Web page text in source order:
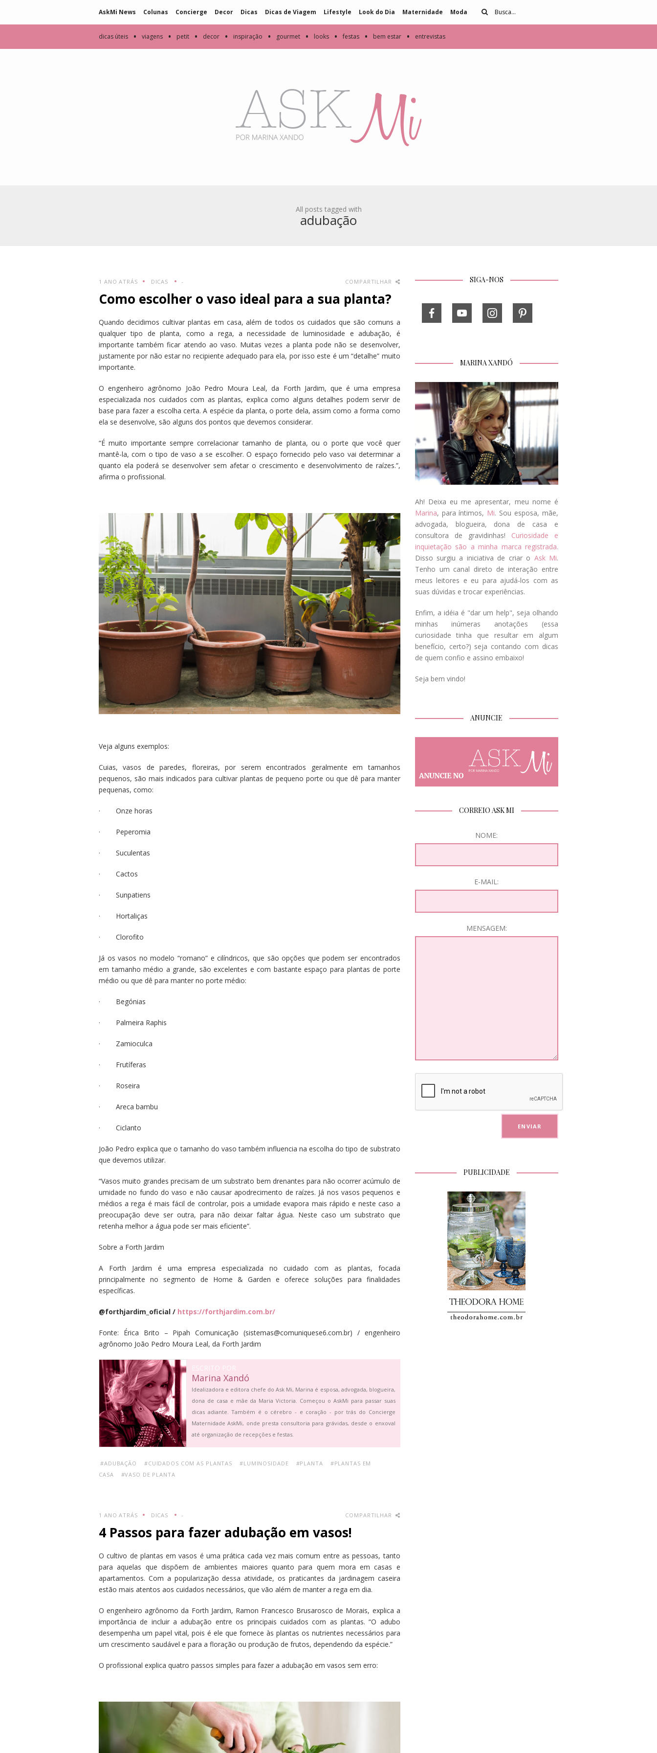
AskMi News Colunas Concierge Decor Dicas Dicas de Viagem Lifestyle Look do Dia Maternidade Moda
dicas úteis • viagens • petit • decor • inspiração • gourmet • looks • festas • bem estar • entrevistas
All posts tagged with
adubação
1 ANO ATRÁS DICAS - COMPARTILHAR
Como escolher o vaso ideal para a sua planta?
Quando decidimos cultivar plantas em casa, além de todos os cuidados que são comuns a
qualquer tipo de planta, como a rega, a necessidade de luminosidade e adubação, é
importante também ficar atendo ao vaso. Muitas vezes a planta pode não se desenvolver,
justamente por não estar no recipiente adequado para ela, por isso este é um “detalhe” muito
importante.
O engenheiro agrônomo João Pedro Moura Leal, da Forth Jardim, que é uma empresa
especializada nos cuidados com as plantas, explica como alguns detalhes podem servir de
base para fazer a escolha certa. A espécie da planta, o porte dela, assim como a forma como
ela se desenvolve, são alguns dos pontos que devemos considerar.
“É muito importante sempre correlacionar tamanho de planta, ou o porte que você quer
mantê-la, com o tipo de vaso a se escolher. O espaço fornecido pelo vaso vai determinar a
quanto ela poderá se desenvolver sem afetar o crescimento e desenvolvimento de raízes.”,
afirma o profissional.
Veja alguns exemplos:
Cuias, vasos de paredes, floreiras, por serem encontrados geralmente em tamanhos
pequenos, são mais indicados para cultivar plantas de pequeno porte ou que dê para manter
pequenas, como:
· Onze horas
· Peperomia
· Suculentas
· Cactos
· Sunpatiens
· Hortaliças
· Clorofito
Já os vasos no modelo “romano” e cilíndricos, que são opções que podem ser encontrados
em tamanho médio a grande, são excelentes e com bastante espaço para plantas de porte
médio ou que dê para manter no porte médio:
· Begónias
· Palmeira Raphis
· Zamioculca
· Frutíferas
· Roseira
· Areca bambu
· Ciclanto
João Pedro explica que o tamanho do vaso também influencia na escolha do tipo de substrato
que devemos utilizar.
“Vasos muito grandes precisam de um substrato bem drenantes para não ocorrer acúmulo de
umidade no fundo do vaso e não causar apodrecimento de raízes. Já nos vasos pequenos e
médios a rega é mais fácil de controlar, pois a umidade evapora mais rápido e neste caso a
preocupação deve ser outra, para não deixar faltar água. Neste caso um substrato que
retenha melhor a água pode ser mais eficiente”.
Sobre a Forth Jardim
A Forth Jardim é uma empresa especializada no cuidado com as plantas, focada
principalmente no segmento de Home & Garden e oferece soluções para finalidades
específicas.
@forthjardim_oficial / https://forthjardim.com.br/
Fonte: Érica Brito – Pipah Comunicação (sistemas@comuniquese6.com.br) / engenheiro
agrônomo João Pedro Moura Leal, da Forth Jardim
ESCRITO POR
Marina Xandó
Idealizadora e editora chefe do Ask Mi, Marina é esposa, advogada, blogueira,
dona de casa e mãe da Maria Victoria. Começou o AskMi para passar suas
dicas adiante. Também é o cérebro - e coração - por trás do Concierge
Maternidade AskMi, onde presta consultoria para grávidas, desde o enxoval
até organização de recepções e festas.
#ADUBAÇÃO #CUIDADOS COM AS PLANTAS #LUMINOSIDADE #PLANTA
#PLANTAS EM
CASA
#VASO DE PLANTA
1 ANO ATRÁS DICAS - COMPARTILHAR
4 Passos para fazer adubação em vasos!
O cultivo de plantas em vasos é uma prática cada vez mais comum entre as pessoas, tanto
para aquelas que dispõem de ambientes maiores quanto para quem mora em casas e
apartamentos. Com a popularização dessa atividade, os praticantes da jardinagem caseira
estão mais atentos aos cuidados necessários, que vão além de manter a rega em dia.
O engenheiro agrônomo da Forth Jardim, Ramon Francesco Brusarosco de Morais, explica a
importância de incluir a adubação entre os principais cuidados com as plantas. “O adubo
desempenha um papel vital, pois é ele que fornece às plantas os nutrientes necessários para
um crescimento saudável e para a floração ou produção de frutos, dependendo da espécie.”
O profissional explica quatro passos simples para fazer a adubação em vasos sem erro:
SIGA-NOS
MARINA XANDÓ
Ah! Deixa eu me apresentar, meu nome é
Marina, para íntimos, Mi. Sou esposa, mãe,
advogada, blogueira, dona de casa e
consultora de gravidinhas! Curiosidade e
inquietação são a minha marca registrada.
Disso surgiu a iniciativa de criar o Ask Mi.
Tenho um canal direto de interação entre
meus leitores e eu para ajudá-los com as
suas dúvidas e trocar experiências.
Enfim, a idéia é "dar um help", seja olhando
minhas inúmeras anotações (essa
curiosidade tinha que resultar em algum
benefício, certo?) seja contando com dicas
de quem confio e assino embaixo!
Seja bem vindo!
ANUNCIE
CORREIO ASK MI
NOME:
E-MAIL:
MENSAGEM:
PUBLICIDADE